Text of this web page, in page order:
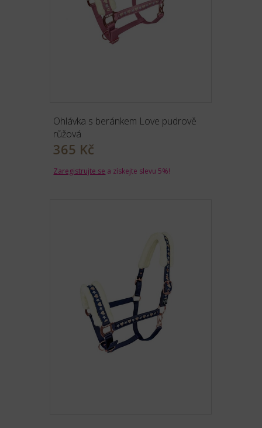
Ohlávka s beránkem Love pudrově
růžová
365 Kč
Zaregistrujte se a získejte slevu 5%!